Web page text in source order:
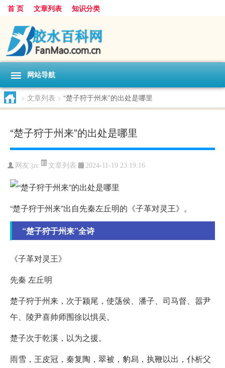
首 页 文章列表 知识分类
网站导航
> 文章列表 > “楚子狩于州来”的出处是哪里
“楚子狩于州来”的出处是哪里
网友:jzc 文章列表 2024-11-19 23:19:16
“楚子狩于州来”出自先秦左丘明的《子革对灵王》。
“楚子狩于州来”全诗
《子革对灵王》
先秦 左丘明
楚子狩于州来，次于颍尾，使荡侯、潘子、司马督、嚣尹
午、陵尹喜帅师围徐以惧吴。
楚子次于乾溪，以为之援。
雨雪，王皮冠，秦复陶，翠被，豹舄，执鞭以出，仆析父